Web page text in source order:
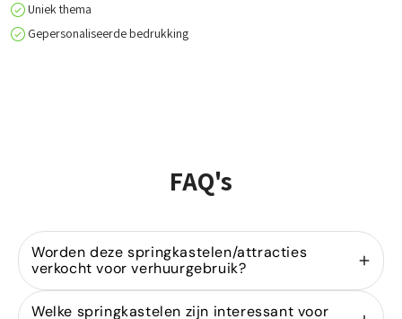
Uniek thema
Gepersonaliseerde bedrukking
FAQ's
Worden deze springkastelen/attracties
verkocht voor verhuurgebruik?
Ja, wij zijn gespecialiseerd in de
Welke springkastelen zijn interessant voor